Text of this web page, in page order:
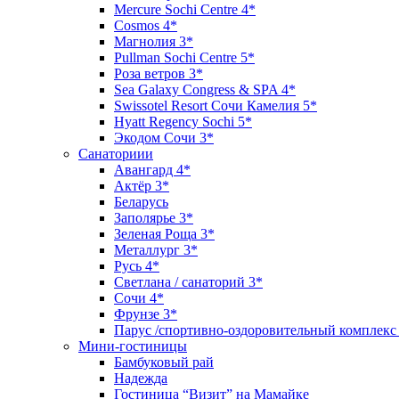
Mercure Sochi Centre 4*
Cosmos 4*
Магнолия 3*
Pullman Sochi Сеntre 5*
Роза ветров 3*
Sea Galaxy Congress & SPA 4*
Swissotel Resort Сочи Камелия 5*
Hyatt Regency Sochi 5*
Экодом Сочи 3*
Санаториии
Авангард 4*
Актёр 3*
Беларусь
Заполярье 3*
Зеленая Роща 3*
Металлург 3*
Русь 4*
Светлана / санаторий 3*
Сочи 4*
Фрунзе 3*
Парус /спортивно-оздоровительный
Мини-гостиницы
Бамбуковый рай
Надежда
Гостиница “Визит” на Мамайке